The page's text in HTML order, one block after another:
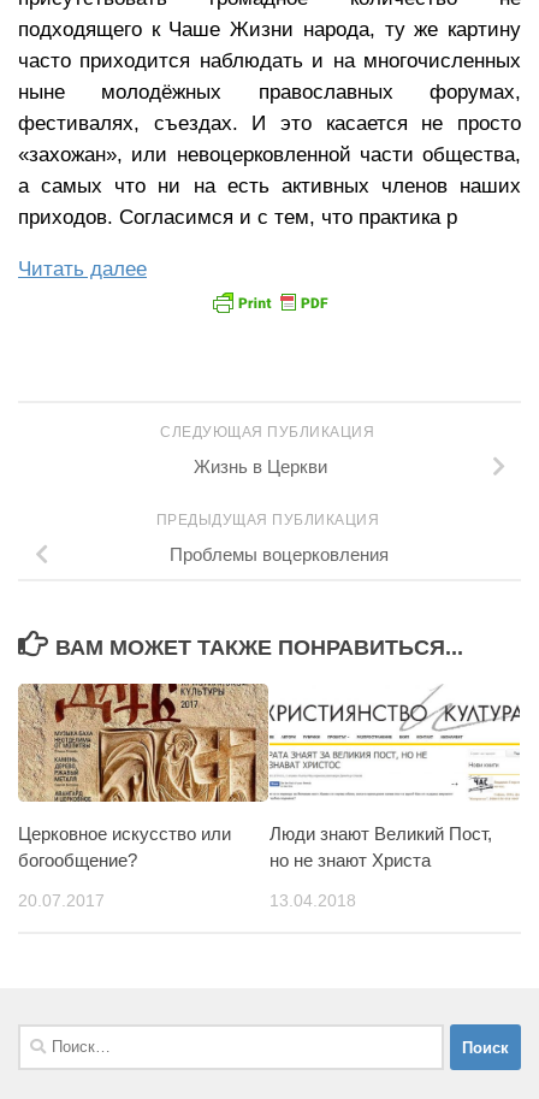
подходящего к Чаше Жизни народа, ту же картину
часто приходится наблюдать и на многочисленных
ныне молодёжных православных форумах,
фестивалях, съездах. И это касается не просто
«захожан», или невоцерковленной части общества,
а самых что ни на есть активных членов наших
приходов. Согласимся и с тем, что практика р
Читать далее
СЛЕДУЮЩАЯ ПУБЛИКАЦИЯ
Жизнь в Церкви
ПРЕДЫДУЩАЯ ПУБЛИКАЦИЯ
Проблемы воцерковления
ВАМ МОЖЕТ ТАКЖЕ ПОНРАВИТЬСЯ...
Церковное искусство или
богообщение?
20.07.2017
Люди знают Великий Пост,
но не знают Христа
13.04.2018
Найти: